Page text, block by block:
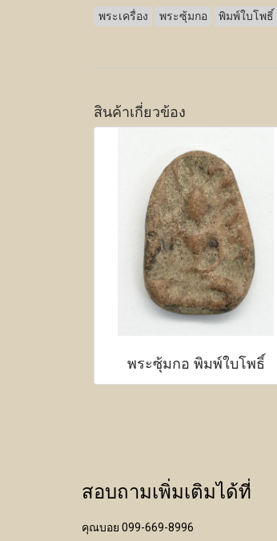
พระเครื่อง พระซุ้มกอ พิมพ์ใบโพธิ์
สินค้าเกี่ยวข้อง
พระซุ้มกอ พิมพ์ใบโพธิ์
สอบถามเพิ่มเติมได้ที่
คุณบอย 099-669-8996